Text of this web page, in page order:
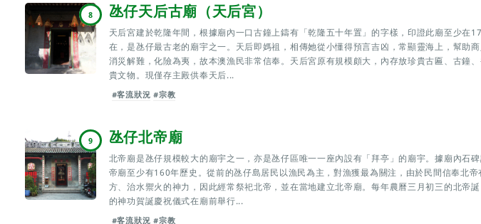
8 氹仔天后古廟（天后宮）
天后宮建於乾隆年間，根據廟內一口古鐘上鑄有「乾隆五十年置」的字樣，印證此廟至少在
在，是氹仔最古老的廟宇之一。天后即媽祖，相傳她從小懂得預言吉凶，常顯靈海上，幫助
消災解難，化險為夷，故本澳漁民非常信奉。天后宮原有規模頗大，內存放珍貴古匾、古鐘
貴文物。現僅存主殿供奉天后...
#客流狀況 #宗教
9 氹仔北帝廟
北帝廟是氹仔規模較大的廟宇之一，亦是氹仔區唯一一座內設有「拜亭」的廟宇。據廟內石
帝廟至少有160年歷史。從前的氹仔島居民以漁民為主，對漁獲最為關注，由於民間信奉北帝
方、治水禦火的神力，因此經常祭祀北帝，並在當地建立北帝廟。每年農曆三月初三的北帝
的神功賀誕慶祝儀式在廟前舉行...
#客流狀況 #宗教